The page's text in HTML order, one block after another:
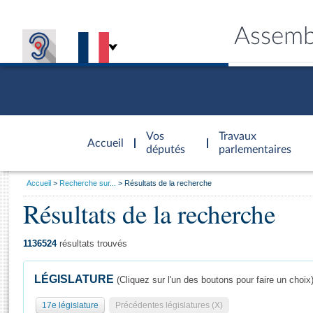
Accueil
d'accueil
Vos
députés
Travaux
parlementaires
Général
Vous
Accueil Recherche sur... Résultats de la recherche
Résultats de la recherche
1136524résultats trouvés
LÉGISLATURE (Cliquez sur l'un des boutons pour faire un choix)
17e législature Précédentes législatures (X)